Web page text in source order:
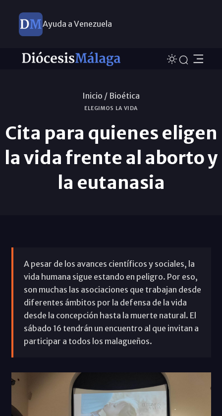
Ayuda a Venezuela
Inicio / Bioética
ELEGIMOS LA VIDA
Cita para quienes eligen
la vida frente al aborto y
la eutanasia
A pesar de los avances científicos y sociales, la
vida humana sigue estando en peligro. Por eso,
son muchas las asociaciones que trabajan desde
diferentes ámbitos por la defensa de la vida
desde la concepción hasta la muerte natural. El
sábado 16 tendrán un encuentro al que invitan a
participar a todos los malagueños.